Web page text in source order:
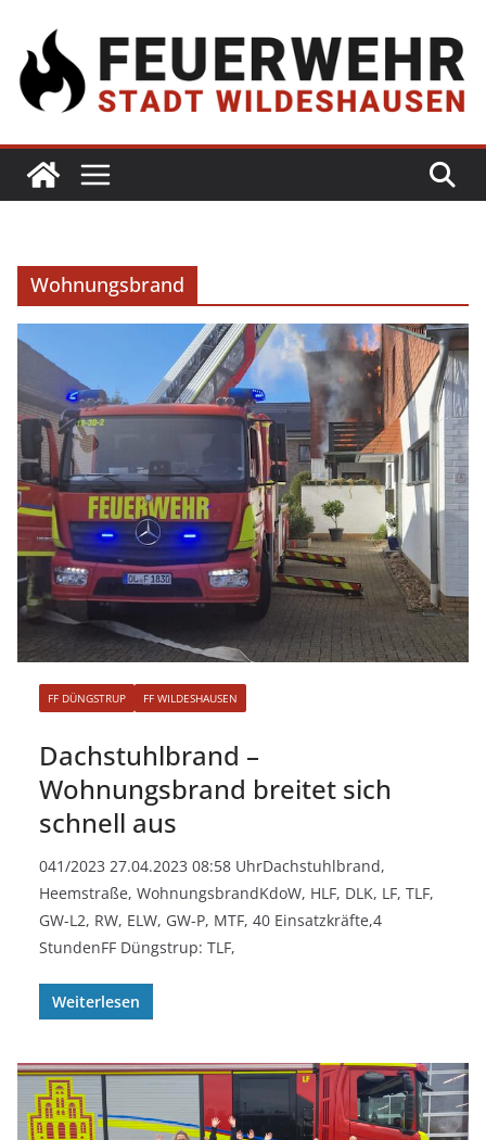
Wohnungsbrand
FF DÜNGSTRUP FF WILDESHAUSEN
Dachstuhlbrand –
Wohnungsbrand breitet sich
schnell aus
041/2023 27.04.2023 08:58 UhrDachstuhlbrand,
Heemstraße, WohnungsbrandKdoW, HLF, DLK, LF, TLF,
GW-L2, RW, ELW, GW-P, MTF, 40 Einsatzkräfte,4
StundenFF Düngstrup: TLF,
Weiterlesen